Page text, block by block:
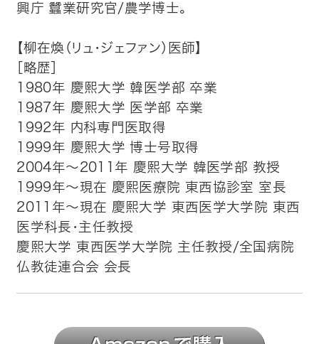
興庁 蠶業研究官/農学博士。
【柳在煥（リュ・ジェファン）医師】
［略歴］
1980年 慶熙大学 韓医学部 卒業
1987年 慶熙大学 医学部 卒業
1992年 内科専門医取得
1999年 慶熙大学 博士号取得
2004年～2011年 慶熙大学 韓医学部 教授
1999年～現在 慶熙医療院 東西協診室 室長
2011年～現在 慶熙大学 東西医学大学院 東西
医学科長・主任教授
慶熙大学 東西医学大学院 主任教授/全国病院
仏教徒連合会 会長